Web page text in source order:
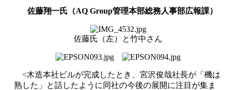
佐藤翔一氏（AQ Group管理本部総務人事部広報課）
佐藤氏（左）と竹中さん
<木造本社ビルが完成したとき、宮沢俊哉社長が「機は
熟した」と話したように同社の今後の展開に注目が集ま